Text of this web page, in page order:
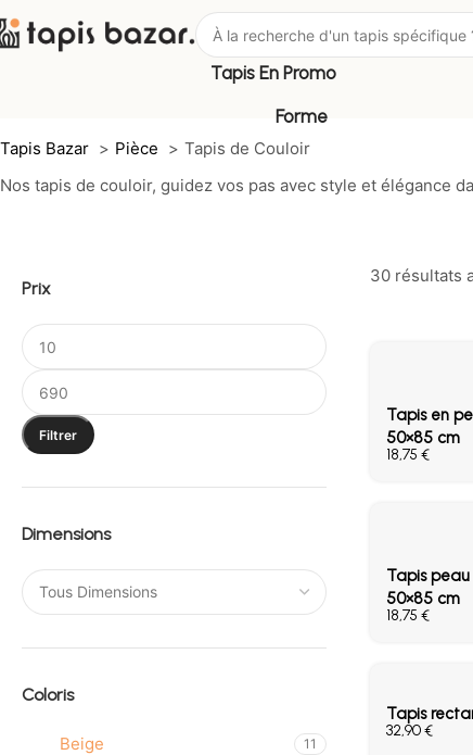
Tapis En Promo
Forme
Tapis Bazar Pièce
Tapis de Couloir
Nos tapis de couloir, guidez vos pas avec style et élégance
Prix
Filtrer
Dimensions
Coloris
Beige 11
30 résultats
Tapis en
50×85 cm
€
Tapis
50×85 cm
€
Tapis
€